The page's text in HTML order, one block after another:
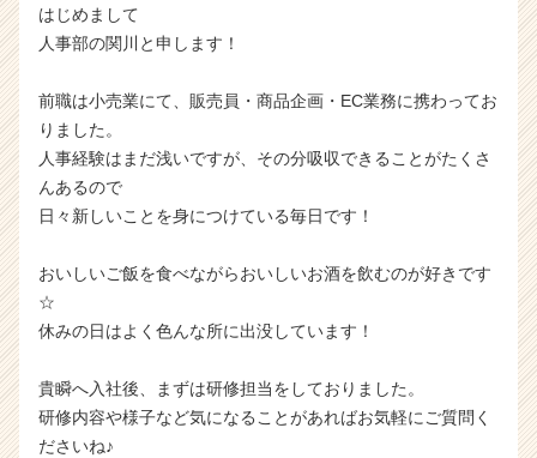
はじめまして
人事部の関川と申します！
前職は小売業にて、販売員・商品企画・EC業務に携わってお
りました。
人事経験はまだ浅いですが、その分吸収できることがたくさ
んあるので
日々新しいことを身につけている毎日です！
おいしいご飯を食べながらおいしいお酒を飲むのが好きです
☆
休みの日はよく色んな所に出没しています！
貴瞬へ入社後、まずは研修担当をしておりました。
研修内容や様子など気になることがあればお気軽にご質問く
ださいね♪